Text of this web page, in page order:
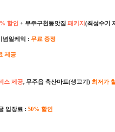
할인 + 무주구천동맛집 패키지 (최성수기
념일케익 : 무료 증정
제공
스 제공, 무주읍 축산마트(생고기) 최저가
입장료 : 50% 할인